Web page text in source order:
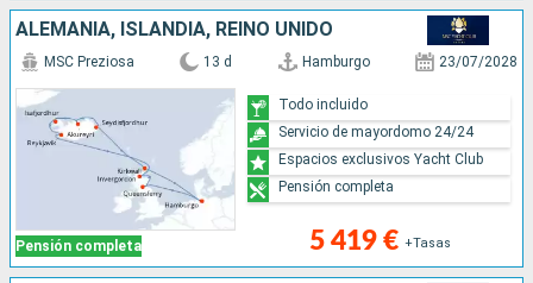
ALEMANIA, ISLANDIA, REINO UNIDO
Pensión completa
MSC Preziosa 13 d Hamburgo 23/07/2028
5 419 € +Tasas
Todo incluido
Servicio de mayordomo 24/24
Espacios exclusivos Yacht Club
Pensión completa